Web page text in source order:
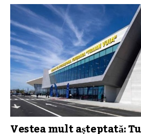
Vestea mult așteptată: